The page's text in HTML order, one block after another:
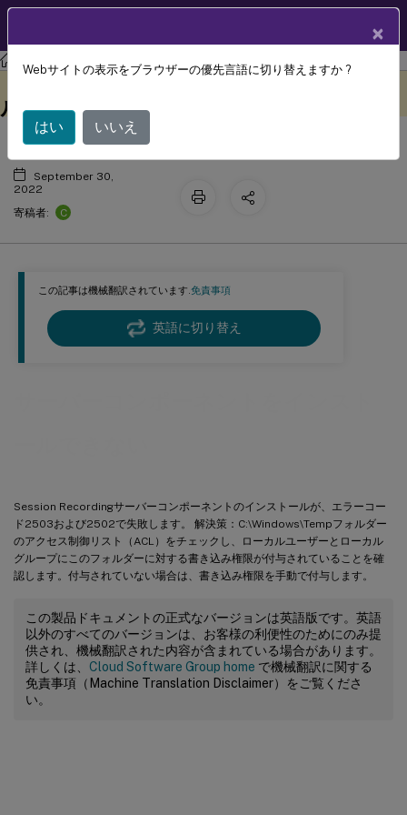
Session Recording Session Recording 2207
この記事は機械翻訳されています.免責事項
英語に切り替え
Session Recordingサーバーコンポーネントのインストールが、エラーコー
ド2503および2502で失敗します。 解決策：C:\Windows\Tempフォルダー
のアクセス制御リスト（ACL）をチェックし、ローカルユーザーとローカル
グループにこのフォルダーに対する書き込み権限が付与されていることを確
認します。付与されていない場合は、書き込み権限を手動で付与します。
この製品ドキュメントの正式なバージョンは英語版です。英語
以外のすべてのバージョンは、お客様の利便性のためにのみ提
供され、機械翻訳された内容が含まれている場合があります。
詳しくは、 Cloud Software Group home で機械翻訳に関する
免責事項（Machine Translation Disclaimer）をご覧くださ
い。
サーバーコンポーネントをインストー
ルできない
September 30,
2022
寄稿者:
C
×
Webサイトの表示をブラウザーの優先言語に切り替えますか ?
はい いいえ